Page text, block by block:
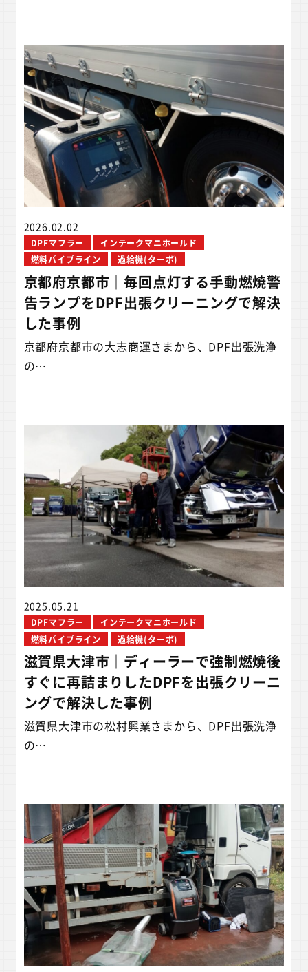
2026.02.02
DPFマフラー
インテークマニホールド
燃料パイプライン
過給機(ターボ)
京都府京都市｜毎回点灯する手動燃焼警
告ランプをDPF出張クリーニングで解決
した事例
京都府京都市の大志商運さまから、DPF出張洗浄
の…
2025.05.21
DPFマフラー
インテークマニホールド
燃料パイプライン
過給機(ターボ)
滋賀県大津市｜ディーラーで強制燃焼後
すぐに再詰まりしたDPFを出張クリーニ
ングで解決した事例
滋賀県大津市の松村興業さまから、DPF出張洗浄
の…